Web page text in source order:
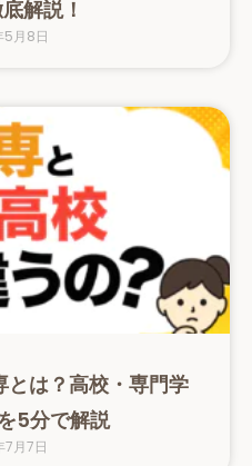
解説！
月8日
とは？高校・専門学
5分で解説
7月7日